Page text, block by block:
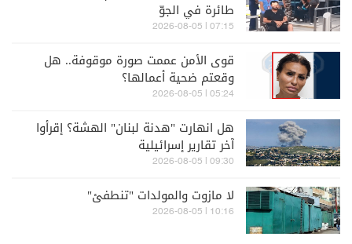
طائرة في الجوّ
07:15 | 2026-08-05
قوى الأمن عممت صورة موقوفة.. هل
وقعتم ضحية أعمالها؟
05:24 | 2026-08-05
هل انهارت "هدنة لبنان" الهشة؟ إقرأوا
آخر تقارير إسرائيلية
09:30 | 2026-08-05
لا مازوت والمولدات "تنطفئ"
10:16 | 2026-08-05